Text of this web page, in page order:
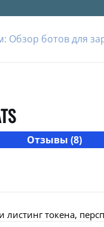
Обзор ботов для
Отзывы (8)
листинг токена,